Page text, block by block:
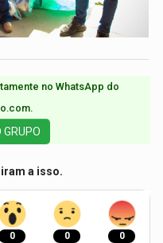
no WhatsApp do
GRUPO
a isso.
0 0 0